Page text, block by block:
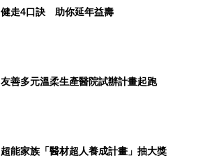
健走4口訣 助你延年益壽
友善多元溫柔生產醫院試辦計畫起跑
超能家族「醫材超人養成計畫」抽大獎